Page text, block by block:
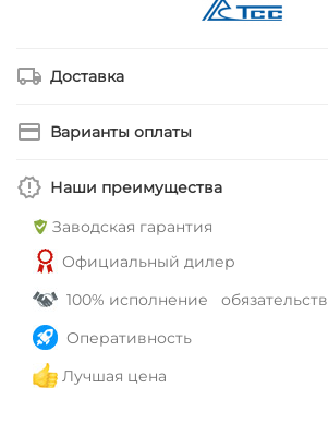
Доставка
Варианты оплаты
Наши преимущества
Заводская гарантия
Официальный дилер
100% исполнение обязательств
Оперативность
Лучшая цена